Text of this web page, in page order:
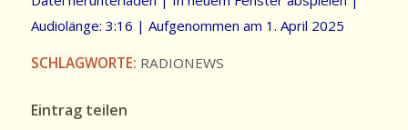
Audiolänge: 3:16 | Aufgenommen am 1. April 2025
SCHLAGWORTE: RADIONEWS
Eintrag teilen